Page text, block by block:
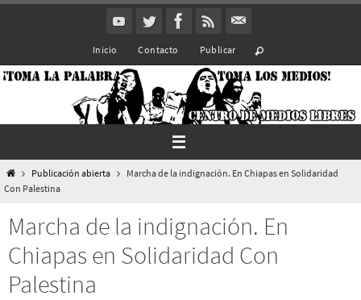
Inicio Contacto Publicar
InicioPublicación abierta
Marcha de la indignación. En Chiapas en Solidaridad
Con Palestina
Marcha de la indignación. En
Chiapas en Solidaridad Con
Palestina